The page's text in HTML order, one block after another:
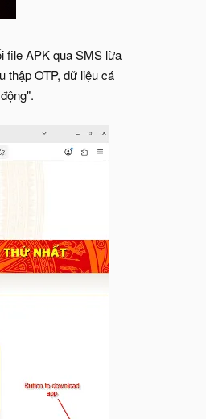
file APK qua SMS lừa
thập OTP, dữ liệu cá